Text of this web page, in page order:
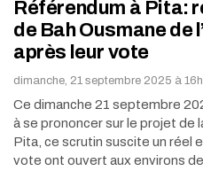
Référendum à Pita:
de Bah Ousmane de
après leur vote
dimanche, 21 septembre 2025 à
Ce dimanche 21 septembre
à se prononcer sur le projet de
Pita, ce scrutin suscite un réel
vote ont ouvert aux environs